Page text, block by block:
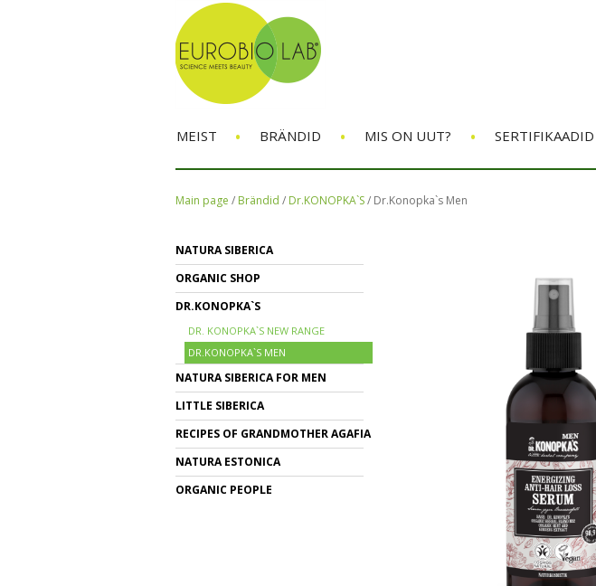
MEIST • BRÄNDID • MIS ON UUT? • SERTIFIKAADID
Main page / Brändid / Dr.KONOPKA`S/ Dr.Konopka`s Men
NATURA SIBERICA
ORGANIC SHOP
DR.KONOPKA`S
DR. KONOPKA`S NEW RANGE
DR.KONOPKA`S MEN
NATURA SIBERICA FOR MEN
LITTLE SIBERICA
RECIPES OF GRANDMOTHER AGAFIA
NATURA ESTONICA
ORGANIC PEOPLE